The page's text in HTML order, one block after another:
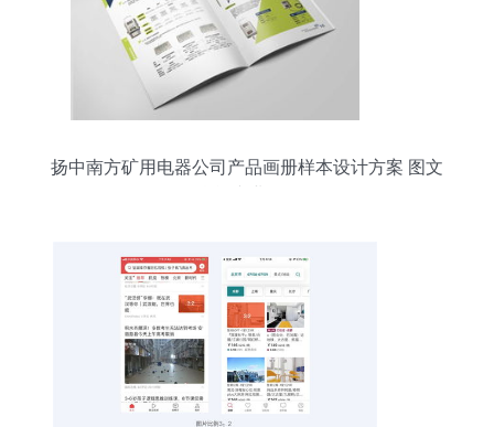
扬中南方矿用电器公司产品画册样本设计方案 图文